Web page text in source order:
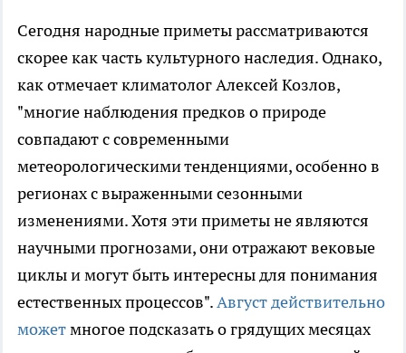
Сегодня народные приметы рассматриваются
скорее как часть культурного наследия. Однако,
как отмечает климатолог Алексей Козлов,
"многие наблюдения предков о природе
совпадают с современными
метеорологическими тенденциями, особенно в
регионах с выраженными сезонными
изменениями. Хотя эти приметы не являются
научными прогнозами, они отражают вековые
циклы и могут быть интересны для понимания
естественных процессов".Август действительно
можетмногое подсказать о грядущих месяцах